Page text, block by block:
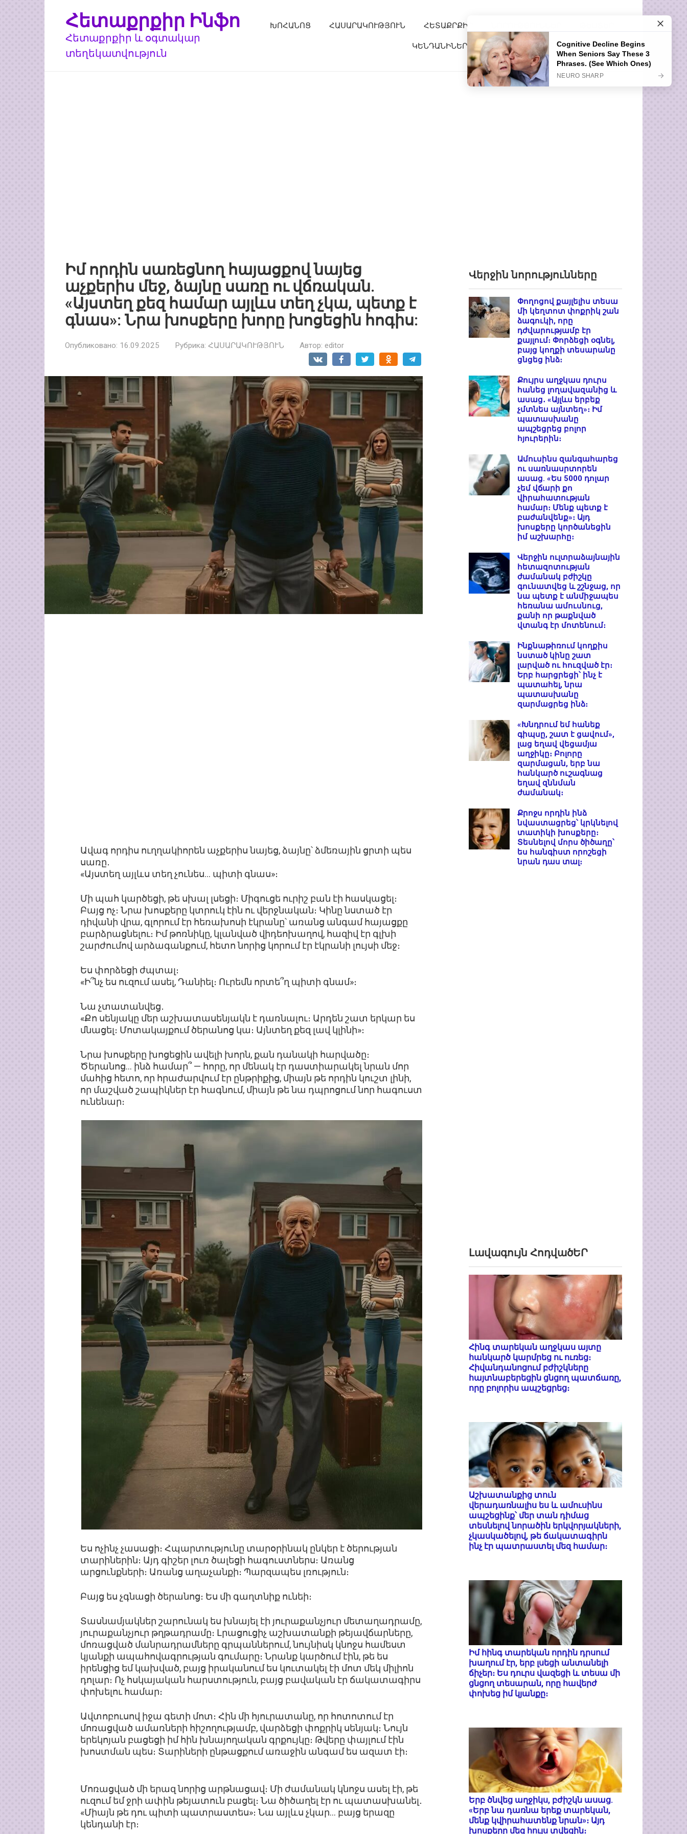
Հետաքրքիր Ինֆո
Հետաքրքիր և օգտակար
տեղեկատվություն
ԽՈՀԱՆՈՑ ՀԱՍԱՐԱԿՈՒԹՅՈՒՆ ՀԵՏԱՔՐՔԻՐ
ԿԵՆԴԱՆԻՆԵՐ ՀԵՏԱՔՐՔԻՐ ՊԱՏՄՈՒԹՅՈՒՆՆԵՐ
Իմ որդին սառեցնող հայացքով նայեց
աչքերիս մեջ, ձայնը սառը ու վճռական.
«Այստեղ քեզ համար այլևս տեղ չկա, պետք է
գնաս»: Նրա խոսքերը խորը խոցեցին հոգիս:
Опубликовано: 16.09.2025 Рубрика: ՀԱՍԱՐԱԿՈՒԹՅՈՒՆ Автор: editor
Ավագ որդիս ուղղակիորեն աչքերիս նայեց, ձայնը՝ ձմեռային ցրտի պես
սառը․
«Այստեղ այլևս տեղ չունես… պիտի գնաս»։
Մի պահ կարծեցի, թե սխալ լսեցի։ Միգուցե ուրիշ բան էի հասկացել։
Բայց ոչ։ Նրա խոսքերը կտրուկ էին ու վերջնական։ Կինը նստած էր
դիվանի վրա, գլորում էր հեռախոսի էկրանը՝ առանց անգամ հայացքը
բարձրացնելու։ Իմ թոռնիկը, կլանված վիդեոխաղով, հազիվ էր գլխի
շարժումով արձագանքում, հետո նորից կորում էր էկրանի լույսի մեջ։
Ես փորձեցի ժպտալ։
«Ի՞նչ ես ուզում ասել, Դանիել։ Ուրեմն որտե՞ղ պիտի գնամ»։
Նա չտատանվեց․
«Քո սենյակը մեր աշխատասենյակն է դառնալու։ Արդեն շատ երկար ես
մնացել։ Մոտակայքում ծերանոց կա։ Այնտեղ քեզ լավ կլինի»։
Նրա խոսքերը խոցեցին ավելի խորն, քան դանակի հարվածը։
Ծերանոց… ինձ համար՞ — հորը, որ մենակ էր դաստիարակել նրան մոր
մահից հետո, որ հրաժարվում էր ընթրիքից, միայն թե որդին կուշտ լինի,
որ մաշված շապիկներ էր հագնում, միայն թե նա դպրոցում նոր հագուստ
ունենար։
Ես ոչինչ չասացի։ Հպարտությունը տարօրինակ ընկեր է ծերության
տարիներին։ Այդ գիշեր լուռ ծալեցի հագուստներս։ Առանց
արցունքների։ Առանց աղաչանքի։ Պարզապես լռություն։
Բայց ես չգնացի ծերանոց։ Ես մի գաղտնիք ունեի։
Տասնամյակներ շարունակ ես խնայել էի յուրաքանչյուր մետաղադրամը,
յուրաքանչյուր թղթադրամը։ Լրացուցիչ աշխատանքի թեյավճարները,
մոռացված մանրադրամները գրպաններում, նույնիսկ կնոջս համեստ
կյանքի ապահովագրության գումարը։ Նրանք կարծում էին, թե ես
իրենցից եմ կախված, բայց իրականում ես կուտակել էի մոտ մեկ միլիոն
դոլար։ Ոչ հսկայական հարստություն, բայց բավական էր ճակատագիրս
փոխելու համար։
Ավտոբուսով իջա գետի մոտ։ Հին մի հյուրատանը, որ հոտոտում էր
մոռացված ամառների հիշողությամբ, վարձեցի փոքրիկ սենյակ։ Նույն
երեկոյան բացեցի իմ հին խնայողական գրքույկը։ Թվերը փայլում էին
խոստման պես։ Տարիների ընթացքում առաջին անգամ ես ազատ էի։
Մոռացված մի երազ նորից արթնացավ։ Մի ժամանակ կնոջս ասել էի, թե
ուզում եմ ջրի ափին թեյատուն բացել։ Նա ծիծաղել էր ու պատասխանել․
«Միայն թե դու պիտի պատրաստես»։ Նա այլևս չկար… բայց երազը
կենդանի էր։
Վերջին նորությունները
Փողոցով քայլելիս տեսա
մի կեղտոտ փոքրիկ շան
ձագուկի, որը
դժվարությամբ էր
քայլում։ Փորձեցի օգնել,
բայց կողքի տեսարանը
ցնցեց ինձ։
Քույրս աղջկաս դուրս
հանեց լողավազանից և
ասաց․ «Այլևս երբեք
չմտնես այնտեղ»։ Իմ
պատասխանը
ապշեցրեց բոլոր
հյուրերին։
Ամուսինս զանգահարեց
ու սառնասրտորեն
ասաց. «Ես 5000 դոլար
չեմ վճարի քո
վիրահատության
համար։ Մենք պետք է
բաժանվենք»։ Այդ
խոսքերը կործանեցին
իմ աշխարհը։
Վերջին ուլտրաձայնային
հետազոտության
ժամանակ բժիշկը
գունատվեց և շշնջաց, որ
նա պետք է անմիջապես
հեռանա ամուսնուց,
քանի որ թաքնված
վտանգ էր մոտենում։
Ինքնաթիռում կողքիս
նստած կինը շատ
լարված ու հուզված էր։
Երբ հարցրեցի՝ ինչ է
պատահել, նրա
պատասխանը
զարմացրեց ինձ։
«Խնդրում եմ հանեք
գիպսը, շատ է ցավում»,
լաց եղավ վեցամյա
աղջիկը։ Բոլորը
զարմացան, երբ նա
հանկարծ ուշագնաց
եղավ զննման
ժամանակ։
Քրոջս որդին ինձ
նվաստացրեց՝ կրկնելով
տատիկի խոսքերը։
Տեսնելով մորս ծիծաղը՝
ես հանգիստ որոշեցի
նրան դաս տալ։
Լավագույն ՀոդվածԵՐ
Հինգ տարեկան աղջկաս այտը
հանկարծ կարմրեց ու ուռեց։
Հիվանդանոցում բժիշկները
հայտնաբերեցին ցնցող պատճառը,
որը բոլորիս ապշեցրեց։
Աշխատանքից տուն
վերադառնալիս ես և ամուսինս
ապշեցինք՝ մեր տան դիմաց
տեսնելով նորածին երկվորյակների,
չկասկածելով, թե ճակատագիրն
ինչ էր պատրաստել մեզ համար։
Իմ հինգ տարեկան որդին դրսում
խաղում էր, երբ լսեցի անտանելի
ճիչեր։ Ես դուրս վազեցի և տեսա մի
ցնցող տեսարան, որը հավերժ
փոխեց իմ կյանքը։
Երբ ծնվեց աղջիկս, բժիշկն ասաց.
«Երբ նա դառնա երեք տարեկան,
մենք կվիրահատենք նրան»։ Այդ
խոսքերը մեզ հույս տվեցին։